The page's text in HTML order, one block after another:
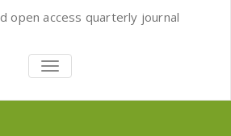
open access quarterly journal
TOGGLE
NAVIGATION